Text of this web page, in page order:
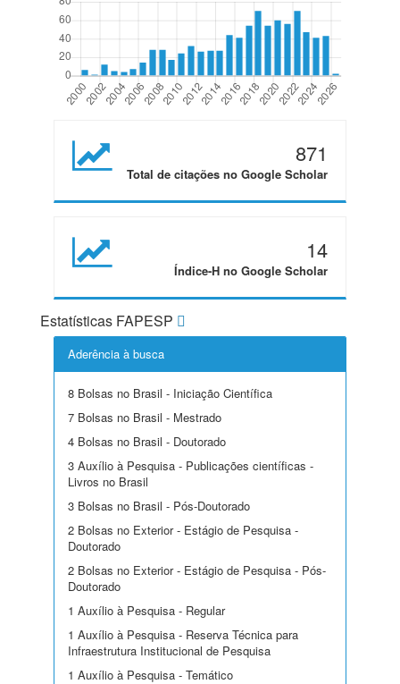
871
Total de citações no Google Scholar
14
Índice-H no Google Scholar
Estatísticas FAPESP
Aderência à busca
8 Bolsas no Brasil - Iniciação Científica
7 Bolsas no Brasil - Mestrado
4 Bolsas no Brasil - Doutorado
3 Auxílio à Pesquisa - Publicações científicas -
Livros no Brasil
3 Bolsas no Brasil - Pós-Doutorado
2 Bolsas no Exterior - Estágio de Pesquisa -
Doutorado
2 Bolsas no Exterior - Estágio de Pesquisa - Pós-
Doutorado
1 Auxílio à Pesquisa - Regular
1 Auxílio à Pesquisa - Reserva Técnica para
Infraestrutura Institucional de Pesquisa
1 Auxílio à Pesquisa - Temático